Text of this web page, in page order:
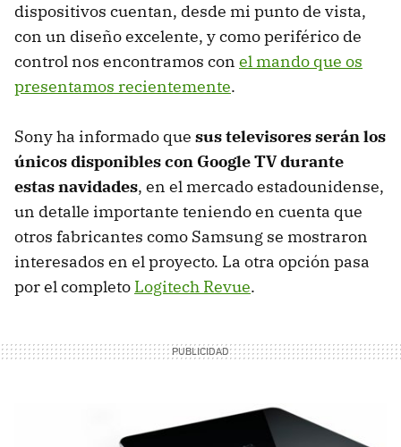
dispositivos cuentan, desde mi punto de vista,
con un diseño excelente, y como periférico de
control nos encontramos con el mando que os
presentamos recientemente.
Sony ha informado que sus televisores serán los
únicos disponibles con Google TV durante
estas navidades, en el mercado estadounidense,
un detalle importante teniendo en cuenta que
otros fabricantes como Samsung se mostraron
interesados en el proyecto. La otra opción pasa
por el completo Logitech Revue.